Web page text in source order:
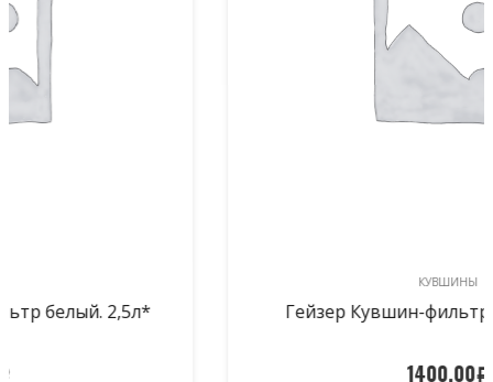
Гейзер Кувшин-фильтр черный. 3,8л*